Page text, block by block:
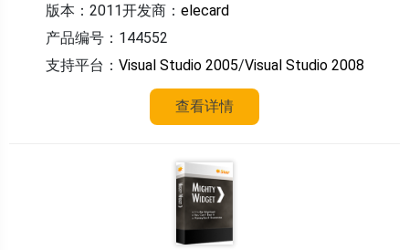
版本：2011开发商： elecard
产品编号：144552
支持平台： Visual Studio 2005/Visual Studio 2008
查看详情